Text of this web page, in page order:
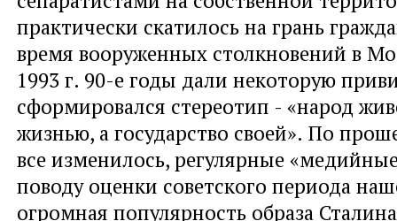
практически скатилось на грань
время вооруженных столкновений в
1993 г. 90-е годы дали некоторую
сформировался стереотип - «народ
жизнью, а государство своей». По
все изменилось, регулярные
поводу оценки советского периода
огромная популярность образа